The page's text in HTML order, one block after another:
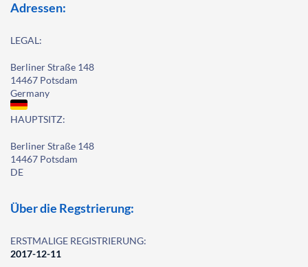
Adressen:
LEGAL:
Berliner Straße 148
14467 Potsdam
Germany
HAUPTSITZ:
Berliner Straße 148
14467 Potsdam
DE
Über die Regstrierung:
ERSTMALIGE REGISTRIERUNG:
2017-12-11